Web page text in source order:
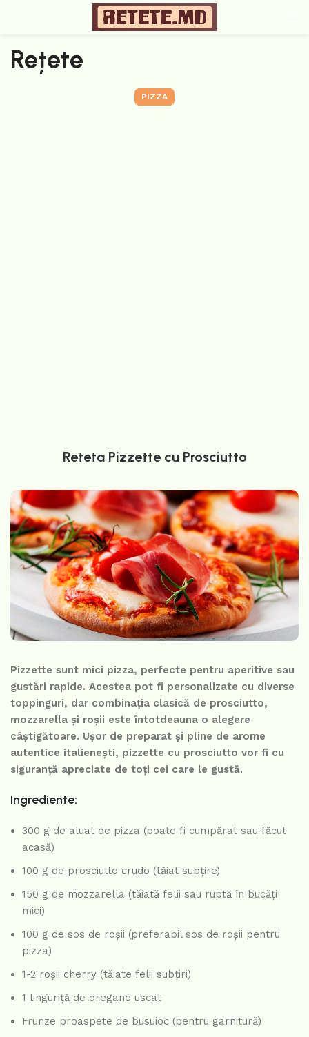
Rețete
PIZZA
Reteta Pizzette cu Prosciutto
Pizzette sunt mici pizza, perfecte pentru aperitive sau
gustări rapide. Acestea pot fi personalizate cu diverse
toppinguri, dar combinația clasică de prosciutto,
mozzarella și roșii este întotdeauna o alegere
câștigătoare. Ușor de preparat și pline de arome
autentice italienești, pizzette cu prosciutto vor fi cu
siguranță apreciate de toți cei care le gustă.
Ingrediente:
300 g de aluat de pizza (poate fi cumpărat sau făcut
acasă)
100 g de prosciutto crudo (tăiat subțire)
150 g de mozzarella (tăiată felii sau ruptă în bucăți
mici)
100 g de sos de roșii (preferabil sos de roșii pentru
pizza)
1-2 roșii cherry (tăiate felii subțiri)
1 linguriță de oregano uscat
Frunze proaspete de busuioc (pentru garnitură)